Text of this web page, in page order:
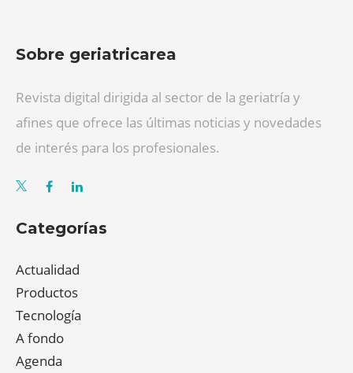
Sobre geriatricarea
Revista digital dirigida al sector de la geriatría y
afines que ofrece las últimas noticias y novedades
de interés para los profesionales.
Categorías
Actualidad
Productos
Tecnología
A fondo
Agenda